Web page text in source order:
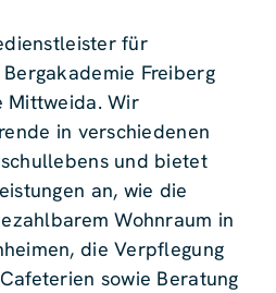
für
Freiberg
Mittweida. Wir
in verschiedenen
und bietet
an, wie die
Wohnraum in
die Verpflegung
sowie Beratung